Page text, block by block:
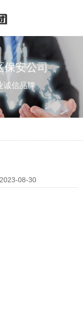
安公司
诚信品牌
08-30